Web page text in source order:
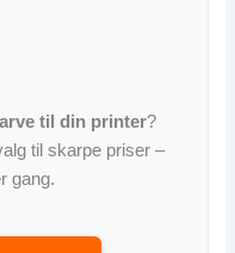
til din printer?
til skarpe priser –
gang.